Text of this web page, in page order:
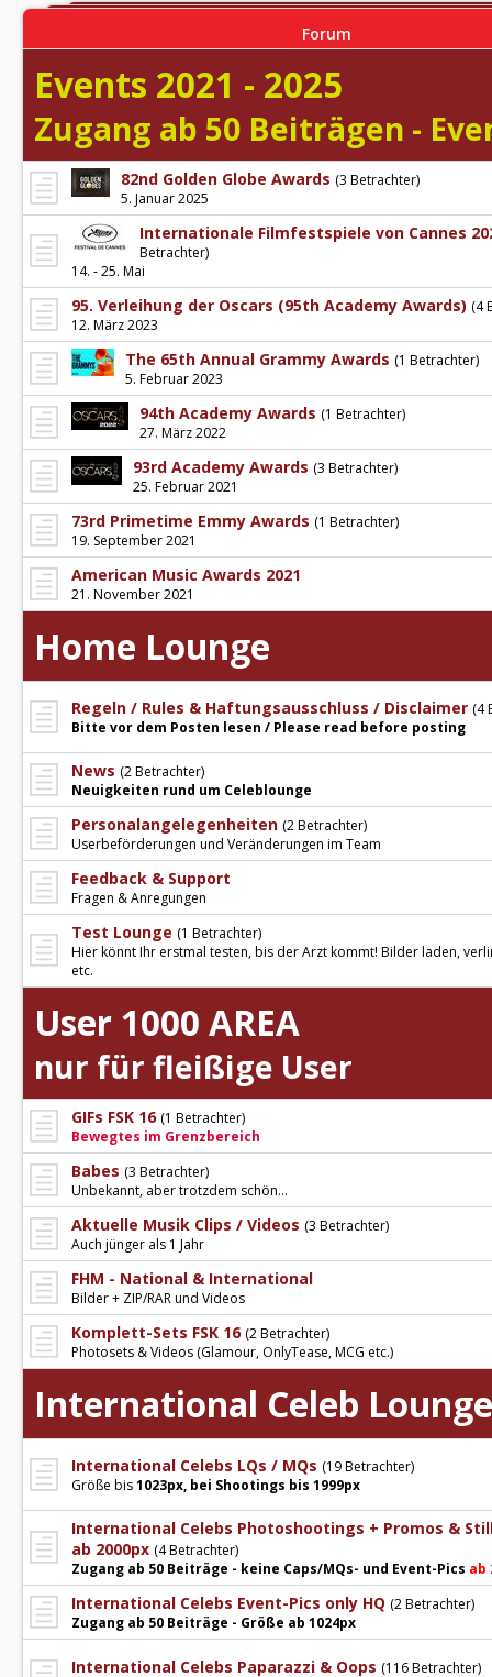
Forum
Events 2021 - 2025
Zugang ab 50 Beiträgen -
82nd Golden Globe Awards (3 Betrachter)
5. Januar 2025
Internationale Filmfestspiele von Cannes
Betrachter)
14. - 25. Mai
95. Verleihung der Oscars (95th Academy Awards) (4
12. März 2023
The 65th Annual Grammy Awards (1 Betrachter)
5. Februar 2023
94th Academy Awards (1 Betrachter)
27. März 2022
93rd Academy Awards (3 Betrachter)
25. Februar 2021
73rd Primetime Emmy Awards (1 Betrachter)
19. September 2021
American Music Awards 2021
21. November 2021
Home Lounge
Regeln / Rules & Haftungsausschluss / Disclaimer (4
Bitte vor dem Posten lesen / Please read before posting
News (2 Betrachter)
Neuigkeiten rund um Celeblounge
Personalangelegenheiten (2 Betrachter)
Userbeförderungen und Veränderungen im Team
Feedback & Support
Fragen & Anregungen
Test Lounge (1 Betrachter)
Hier könnt Ihr erstmal testen, bis der Arzt kommt! Bilder laden,
etc.
User 1000 AREA
nur für fleißige User
GIFs FSK 16 (1 Betrachter)
Bewegtes im Grenzbereich
Babes (3 Betrachter)
Unbekannt, aber trotzdem schön...
Aktuelle Musik Clips / Videos (3 Betrachter)
Auch jünger als 1 Jahr
FHM - National & International
Bilder + ZIP/RAR und Videos
Komplett-Sets FSK 16 (2 Betrachter)
Photosets & Videos (Glamour, OnlyTease, MCG etc.)
International Celeb Lounge
International Celebs LQs / MQs (19 Betrachter)
Größe bis1023px, bei Shootings bis 1999px
International Celebs Photoshootings + Promos &
ab 2000px (4 Betrachter)
Zugang ab 50 Beiträge - keine Caps/MQs- und Event-Pics ab
International Celebs Event-Pics only HQ (2 Betrachter)
Zugang ab 50 Beiträge - Größe ab 1024px
International Celebs Paparazzi & Oops (116 Betrachter)